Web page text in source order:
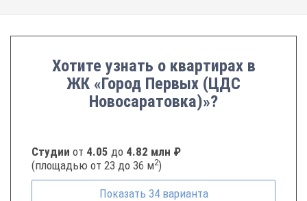
Хотите узнать о квартирах в
ЖК «Город Первых (ЦДС
Новосаратовка)»?
Студии от 4.05 до 4.82 млн ₽
(площадью от 23 до 36 м2)
Показать 34 варианта